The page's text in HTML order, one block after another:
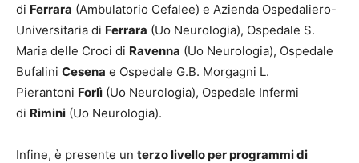
di Ferrara (Ambulatorio Cefalee) e Azienda Ospedaliero-
Universitaria di Ferrara (Uo Neurologia), Ospedale S.
Maria delle Croci di Ravenna (Uo Neurologia), Ospedale
Bufalini Cesena e Ospedale G.B. Morgagni L.
Pierantoni Forlì (Uo Neurologia), Ospedale Infermi
di Rimini (Uo Neurologia).
Infine, è presente un terzo livello per programmi di